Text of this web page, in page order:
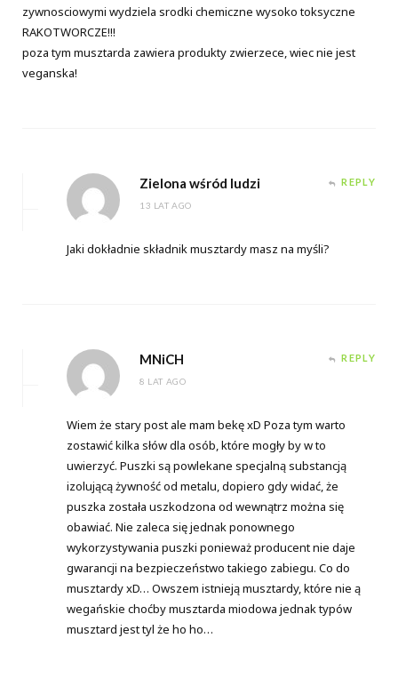
zywnosciowymi wydziela srodki chemiczne wysoko toksyczne
RAKOTWORCZE!!!
poza tym musztarda zawiera produkty zwierzece, wiec nie jest
veganska!
Zielona wśród ludzi
13 LAT AGO
REPLY
Jaki dokładnie składnik musztardy masz na myśli?
MNiCH
8 LAT AGO
REPLY
Wiem że stary post ale mam bekę xD Poza tym warto
zostawić kilka słów dla osób, które mogły by w to
uwierzyć. Puszki są powlekane specjalną substancją
izolującą żywność od metalu, dopiero gdy widać, że
puszka została uszkodzona od wewnątrz można się
obawiać. Nie zaleca się jednak ponownego
wykorzystywania puszki ponieważ producent nie daje
gwarancji na bezpieczeństwo takiego zabiegu. Co do
musztardy xD… Owszem istnieją musztardy, które nie ą
wegańskie choćby musztarda miodowa jednak typów
musztard jest tyl że ho ho…